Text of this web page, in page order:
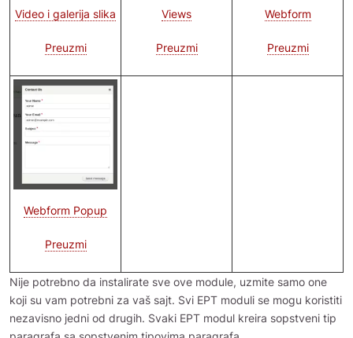
Video i galerija slika
Preuzmi
Views
Preuzmi
Webform
Preuzmi
Image
Webform Popup
Preuzmi
Nije potrebno da instalirate sve ove module, uzmite samo one
koji su vam potrebni za vaš sajt. Svi EPT moduli se mogu koristiti
nezavisno jedni od drugih. Svaki EPT modul kreira sopstveni tip